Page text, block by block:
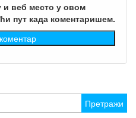
и веб место у овом
пут када коментаришем.